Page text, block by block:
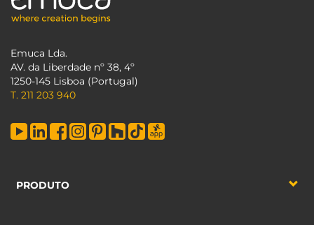
Emuca Lda.
AV. da Liberdade nº 38, 4º
1250-145 Lisboa (Portugal)
T. 211 203 940
PRODUTO